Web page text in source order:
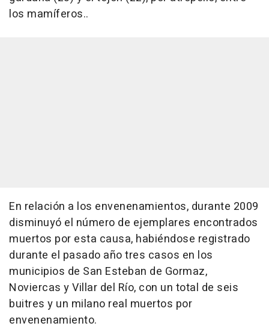
los mamíferos..
En relación a los envenenamientos, durante 2009
disminuyó el número de ejemplares encontrados
muertos por esta causa, habiéndose registrado
durante el pasado año tres casos en los
municipios de San Esteban de Gormaz,
Noviercas y Villar del Río, con un total de seis
buitres y un milano real muertos por
envenenamiento.